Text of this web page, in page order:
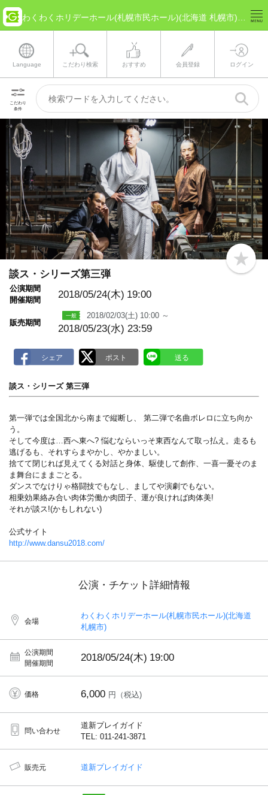
Language こだわり検索 おすすめ 会員登録 ログイン
こだわり
条件
b
o
談ス・シリーズ第三弾
公演期間
開催期間
2018/05/24(木) 19:00
販売期間
2018/02/03(土) 10:00 ～
2018/05/23(水) 23:59
談ス・シリーズ 第三弾
第一弾では全国北から南まで縦断し、 第二弾で名曲ボレロに立ち向か
う。
そして今度は…西へ東へ? 悩むならいっそ東西なんて取っ払え。走るも
逃げるも、それすらまやかし、やかましい。
捨てて閉じれば見えてくる対話と身体、駆使して創作、一喜一憂そのま
ま舞台にままごとる。
ダンスでなけりゃ格闘技でもなし、ましてや演劇でもない。
相乗効果絡み合い肉体労働か肉団子、運が良ければ肉体美!
それが談ス!(かもしれない)
公式サイト
http://www.dansu2018.com/
公演・チケット詳細情報
会場
わくわくホリデーホール(札幌市民ホール)(北海道
札幌市)
公演期間
開催期間
2018/05/24(木) 19:00
価格 6,000 円（税込)
問い合わせ
道新プレイガイド
TEL: 011-241-3871
販売元 道新プレイガイド